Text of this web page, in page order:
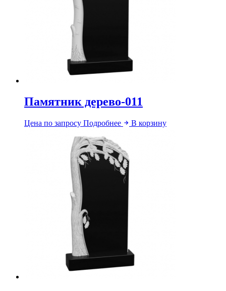
Памятник дерево-011
Цена по запросу Подробнее В корзину